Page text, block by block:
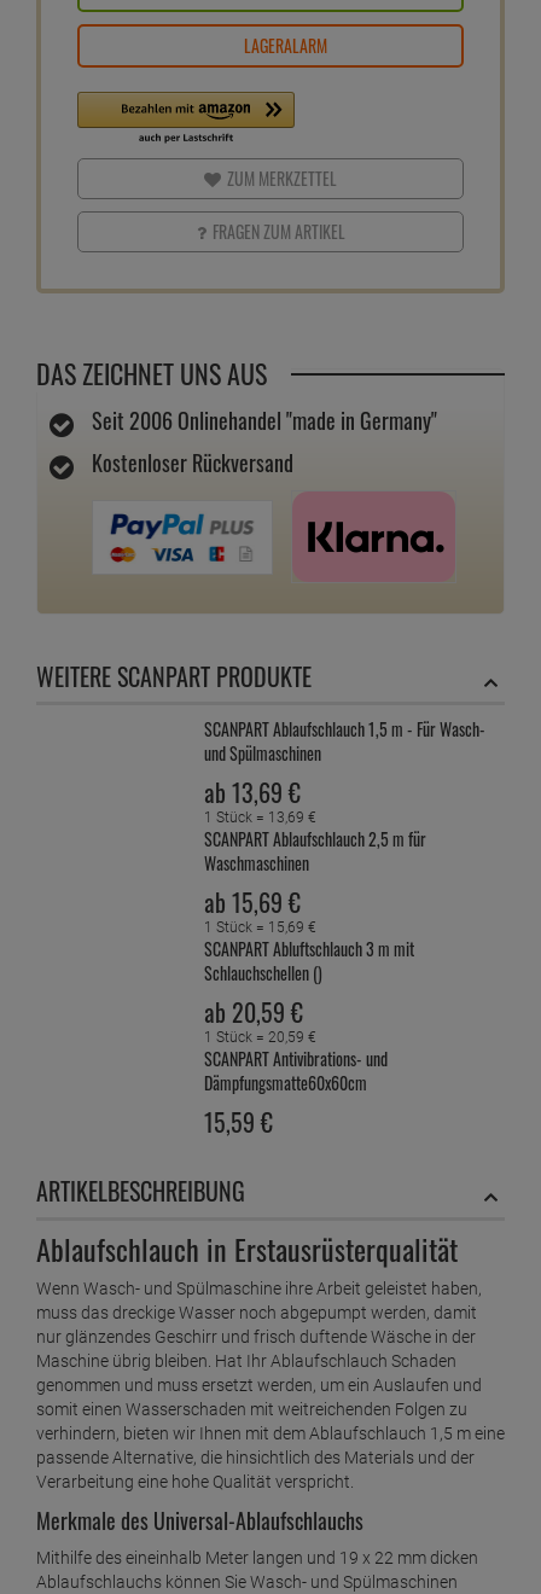
LAGERALARM
ZUM MERKZETTEL
FRAGEN ZUM ARTIKEL
DAS ZEICHNET UNS AUS
Seit 2006 Onlinehandel "made in Germany"
Kostenloser Rückversand
WEITERE SCANPART PRODUKTE
SCANPART Ablaufschlauch 1,5 m - Für Wasch-
und Spülmaschinen
ab13,69 €
1 Stück = 13,69 €
SCANPART Ablaufschlauch 2,5 m für
Waschmaschinen
ab15,69 €
1 Stück = 15,69 €
SCANPART Abluftschlauch 3 m mit
Schlauchschellen ()
ab 20,59 €
1 Stück =20,59 €
SCANPART Antivibrations- und
Dämpfungsmatte60x60cm
15,59 €
CleanSonicare
ab 12, 59
1 Stück =12, 59 €
SCANPART Cappuccino Thermogläser 2x30cl
ab19,39 €
1 Stück =19,39 €
SCANPART Lattemacchiato Thermoglas 2x35cl -
Doppelwandige Gläser
ab22,19€
1 Stück =22,19 €
SCANPART Microwellenhalterung silber
ab42,29€
1 Stück =42,29 €
ARTIKELBESCHREIBUNG
Ablaufschlauch in Erstausrüsterqualität
Wenn Wasch- und Spülmaschine ihre Arbeit geleistet haben,
muss das dreckige Wasser noch abgepumpt werden, damit
nur glänzendes Geschirr und frisch duftende Wäsche in der
Maschine übrig bleiben. Hat Ihr Ablaufschlauch Schaden
genommen und muss ersetzt werden, um ein Auslaufen und
somit einen Wasserschaden mit weitreichenden Folgen zu
verhindern, bieten wir Ihnen mit dem Ablaufschlauch 1,5 m eine
passende Alternative, die hinsichtlich des Materials und der
Verarbeitung eine hohe Qualität verspricht.
Merkmale des Universal-Ablaufschlauchs
Mithilfe des eineinhalb Meter langen und 19 x 22 mm dicken
Ablaufschlauchs können Sie Wasch- und Spülmaschinen